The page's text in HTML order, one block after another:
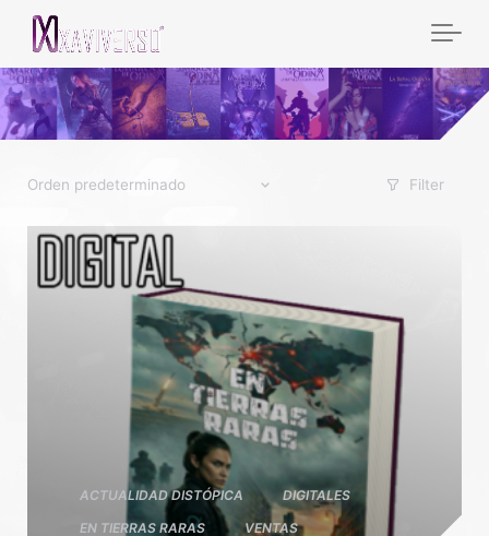
Filter
ACTUALIDAD DISTÓPICA
DIGITALES
EN TIERRAS RARAS
VENTAS